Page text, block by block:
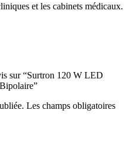
et les cabinets médicaux.
sur “Surtron 120 W LED
Les champs obligatoires